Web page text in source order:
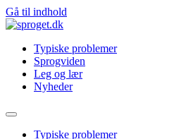
Gå til indhold
Typiske problemer
Sprogviden
Leg og lær
Nyheder
Typiske problemer